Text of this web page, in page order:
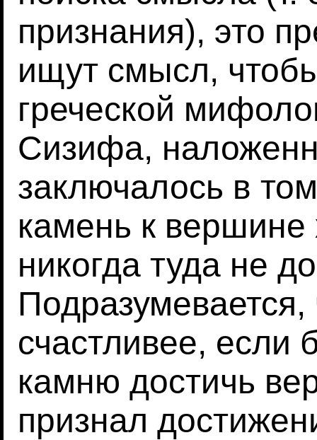
признания), это
ищут смысл,
греческой
Сизифа,
заключалось в
камень к
никогда туда не
счастливее, если
камню достичь
признал